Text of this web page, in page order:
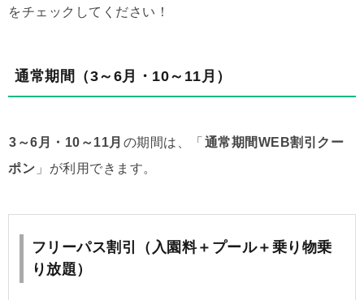
をチェックしてください！
通常期間（3～6月・10～11月 ）
3～6月・10～11月 の期間は、「 通常期間WEB割引クー
ポン 」が利用できます。
フリーパス割引（入園料＋プール＋乗り物乗
り放題）